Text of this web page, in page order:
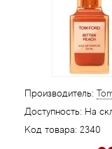
Производитель:
Доступность: На
Код товара: 2340